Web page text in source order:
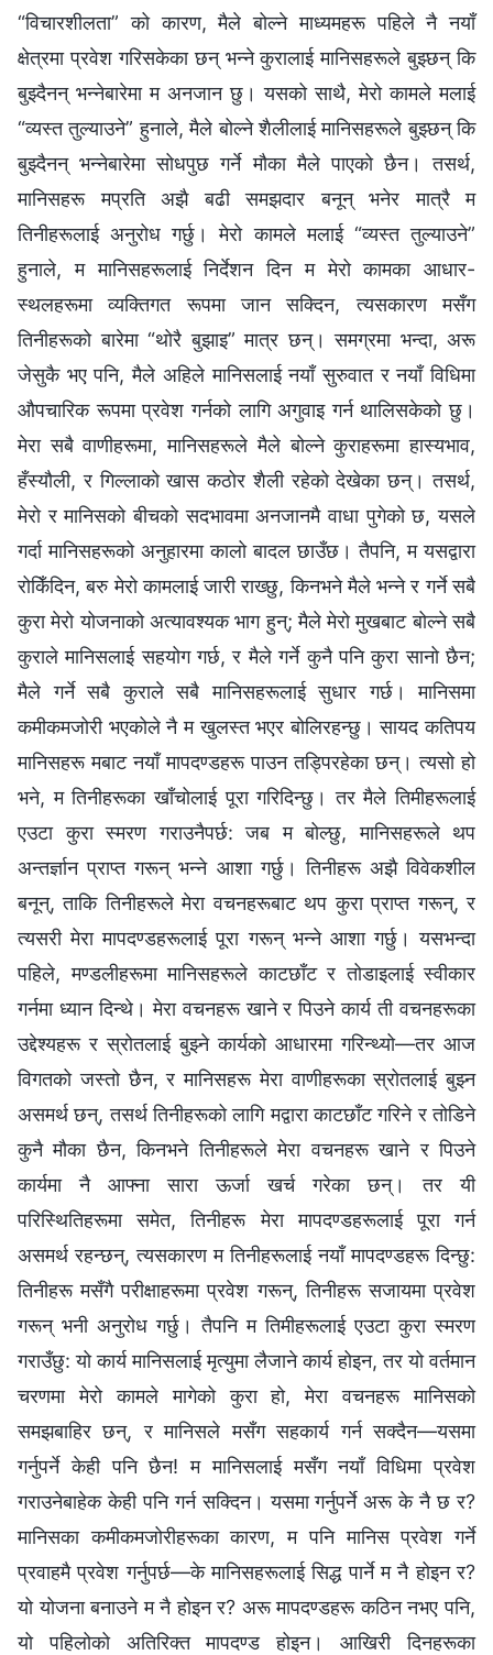
“विचारशीलता” को कारण, मैले बोल्‍ने माध्यमहरू पहिले नै नयाँ
क्षेत्रमा प्रवेश गरिसकेका छन् भन्‍ने कुरालाई मानिसहरूले बुझ्छन् कि
बुझ्दैनन् भन्‍नेबारेमा म अनजान छु। यसको साथै, मेरो कामले मलाई
“व्यस्त तुल्याउने” हुनाले, मैले बोल्‍ने शैलीलाई मानिसहरूले बुझ्छन् कि
बुझ्दैनन् भन्‍नेबारेमा सोधपुछ गर्ने मौका मैले पाएको छैन। तसर्थ,
मानिसहरू मप्रति अझै बढी समझदार बनून् भनेर मात्रै म
तिनीहरूलाई अनुरोध गर्छु। मेरो कामले मलाई “व्यस्त तुल्याउने”
हुनाले, म मानिसहरूलाई निर्देशन दिन म मेरो कामका आधार-
स्थलहरूमा व्यक्तिगत रूपमा जान सक्दिन, त्यसकारण मसँग
तिनीहरूको बारेमा “थोरै बुझाइ” मात्र छन्। समग्रमा भन्दा, अरू
जेसुकै भए पनि, मैले अहिले मानिसलाई नयाँ सुरुवात र नयाँ विधिमा
औपचारिक रूपमा प्रवेश गर्नको लागि अगुवाइ गर्न थालिसकेको छु।
मेरा सबै वाणीहरूमा, मानिसहरूले मैले बोल्‍ने कुराहरूमा हास्यभाव,
हँस्यौली, र गिल्‍लाको खास कठोर शैली रहेको देखेका छन्। तसर्थ,
मेरो र मानिसको बीचको सदभावमा अनजानमै वाधा पुगेको छ, यसले
गर्दा मानिसहरूको अनुहारमा कालो बादल छाउँछ। तैपनि, म यसद्वारा
रोकिँदिन, बरु मेरो कामलाई जारी राख्छु, किनभने मैले भन्‍ने र गर्ने सबै
कुरा मेरो योजनाको अत्यावश्यक भाग हुन्; मैले मेरो मुखबाट बोल्‍ने सबै
कुराले मानिसलाई सहयोग गर्छ, र मैले गर्ने कुनै पनि कुरा सानो छैन;
मैले गर्ने सबै कुराले सबै मानिसहरूलाई सुधार गर्छ। मानिसमा
कमीकमजोरी भएकोले नै म खुलस्त भएर बोलिरहन्छु। सायद कतिपय
मानिसहरू मबाट नयाँ मापदण्डहरू पाउन तड्पिरहेका छन्। त्यसो हो
भने, म तिनीहरूका खाँचोलाई पूरा गरिदिन्छु। तर मैले तिमीहरूलाई
एउटा कुरा स्मरण गराउनैपर्छ: जब म बोल्छु, मानिसहरूले थप
अन्तर्ज्ञान प्राप्त गरून् भन्‍ने आशा गर्छु। तिनीहरू अझै विवेकशील
बनून्, ताकि तिनीहरूले मेरा वचनहरूबाट थप कुरा प्राप्त गरून्, र
त्यसरी मेरा मापदण्डहरूलाई पूरा गरून् भन्‍ने आशा गर्छु। यसभन्दा
पहिले, मण्डलीहरूमा मानिसहरूले काटछाँट र तोडाइलाई स्वीकार
गर्नमा ध्यान दिन्थे। मेरा वचनहरू खाने र पिउने कार्य ती वचनहरूका
उद्देश्यहरू र स्रोतलाई बुझ्‍ने कार्यको आधारमा गरिन्थ्यो—तर आज
विगतको जस्तो छैन, र मानिसहरू मेरा वाणीहरूका स्रोतलाई बुझ्‍न
असमर्थ छन्, तसर्थ तिनीहरूको लागि मद्वारा काटछाँट गरिने र तोडिने
कुनै मौका छैन, किनभने तिनीहरूले मेरा वचनहरू खाने र पिउने
कार्यमा नै आफ्‍ना सारा ऊर्जा खर्च गरेका छन्। तर यी
परिस्‍थितिहरूमा समेत, तिनीहरू मेरा मापदण्डहरूलाई पूरा गर्न
असमर्थ रहन्छन्, त्यसकारण म तिनीहरूलाई नयाँ मापदण्डहरू दिन्छु:
तिनीहरू मसँगै परीक्षाहरूमा प्रवेश गरून्, तिनीहरू सजायमा प्रवेश
गरून् भनी अनुरोध गर्छु। तैपनि म तिमीहरूलाई एउटा कुरा स्मरण
गराउँछु: यो कार्य मानिसलाई मृत्युमा लैजाने कार्य होइन, तर यो वर्तमान
चरणमा मेरो कामले मागेको कुरा हो, मेरा वचनहरू मानिसको
समझबाहिर छन्, र मानिसले मसँग सहकार्य गर्न सक्दैन—यसमा
गर्नुपर्ने केही पनि छैन! म मानिसलाई मसँग नयाँ विधिमा प्रवेश
गराउनेबाहेक केही पनि गर्न सक्दिन। यसमा गर्नुपर्ने अरू के नै छ र?
मानिसका कमीकमजोरीहरूका कारण, म पनि मानिस प्रवेश गर्ने
प्रवाहमै प्रवेश गर्नुपर्छ—के मानिसहरूलाई सिद्ध पार्ने म नै होइन र?
यो योजना बनाउने म नै होइन र? अरू मापदण्डहरू कठिन नभए पनि,
यो पहिलोको अतिरिक्त मापदण्ड होइन। आखिरी दिनहरूका